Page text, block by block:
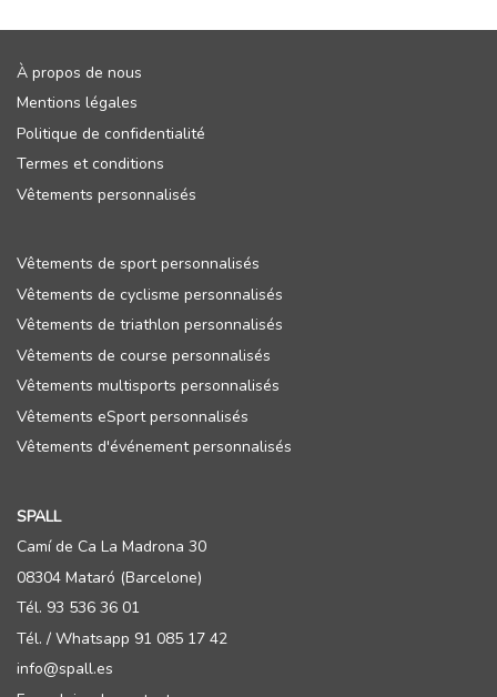
À propos de nous
Mentions légales
Politique de confidentialité
Termes et conditions
Vêtements personnalisés
Vêtements de sport personnalisés
Vêtements de cyclisme personnalisés
Vêtements de triathlon personnalisés
Vêtements de course personnalisés
Vêtements multisports personnalisés
Vêtements eSport personnalisés
Vêtements d'événement personnalisés
SPALL
Camí de Ca La Madrona 30
08304 Mataró (Barcelone)
Tél. 93 536 36 01
Tél. / Whatsapp 91 085 17 42
info@spall.es